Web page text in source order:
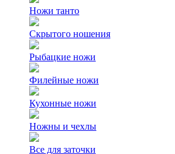
Ножи танто
Скрытого ношения
Рыбацкие ножи
Филейные ножи
Кухонные ножи
Ножны и чехлы
Все для заточки